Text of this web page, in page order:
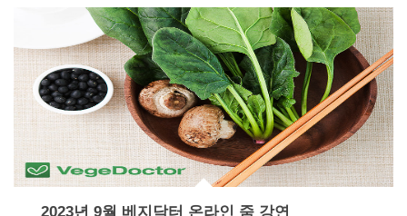
2023년 9월 베지닥터 온라인 줌 강연